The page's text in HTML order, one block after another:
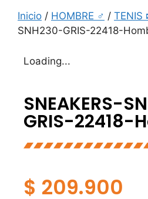
Inicio / HOMBRE ♂ / TENIS
SNH230-GRIS-22418-
Loading...
SNEAKERS-
GRIS-22418-
$ 209.900